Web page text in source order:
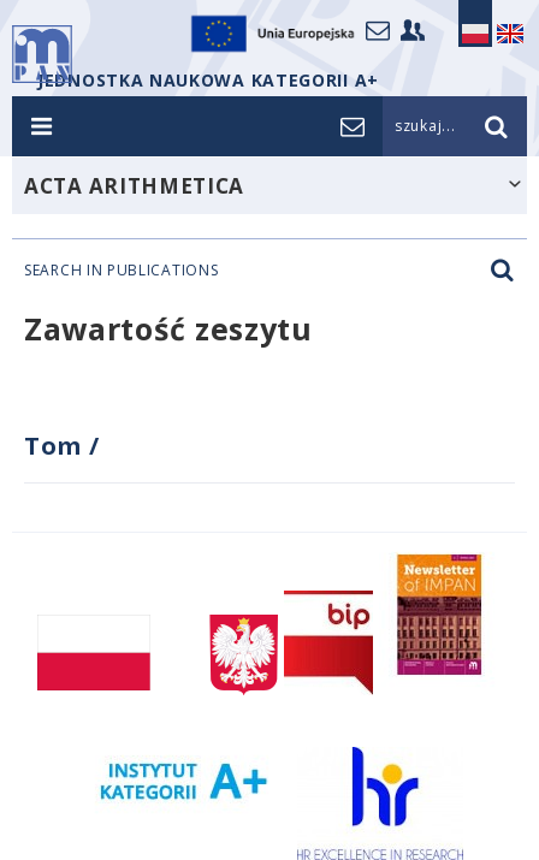
JEDNOSTKA NAUKOWA KATEGORII A+
szukaj...
ACTA ARITHMETICA
SEARCH IN PUBLICATIONS
Zawartość zeszytu
Tom /